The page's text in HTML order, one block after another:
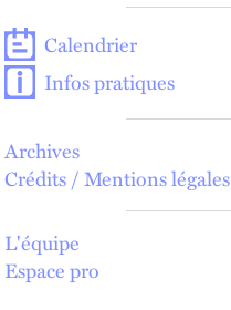
Calendrier
Infos pratiques
Archives
Crédits / Mentions légales
L'équipe
Espace pro